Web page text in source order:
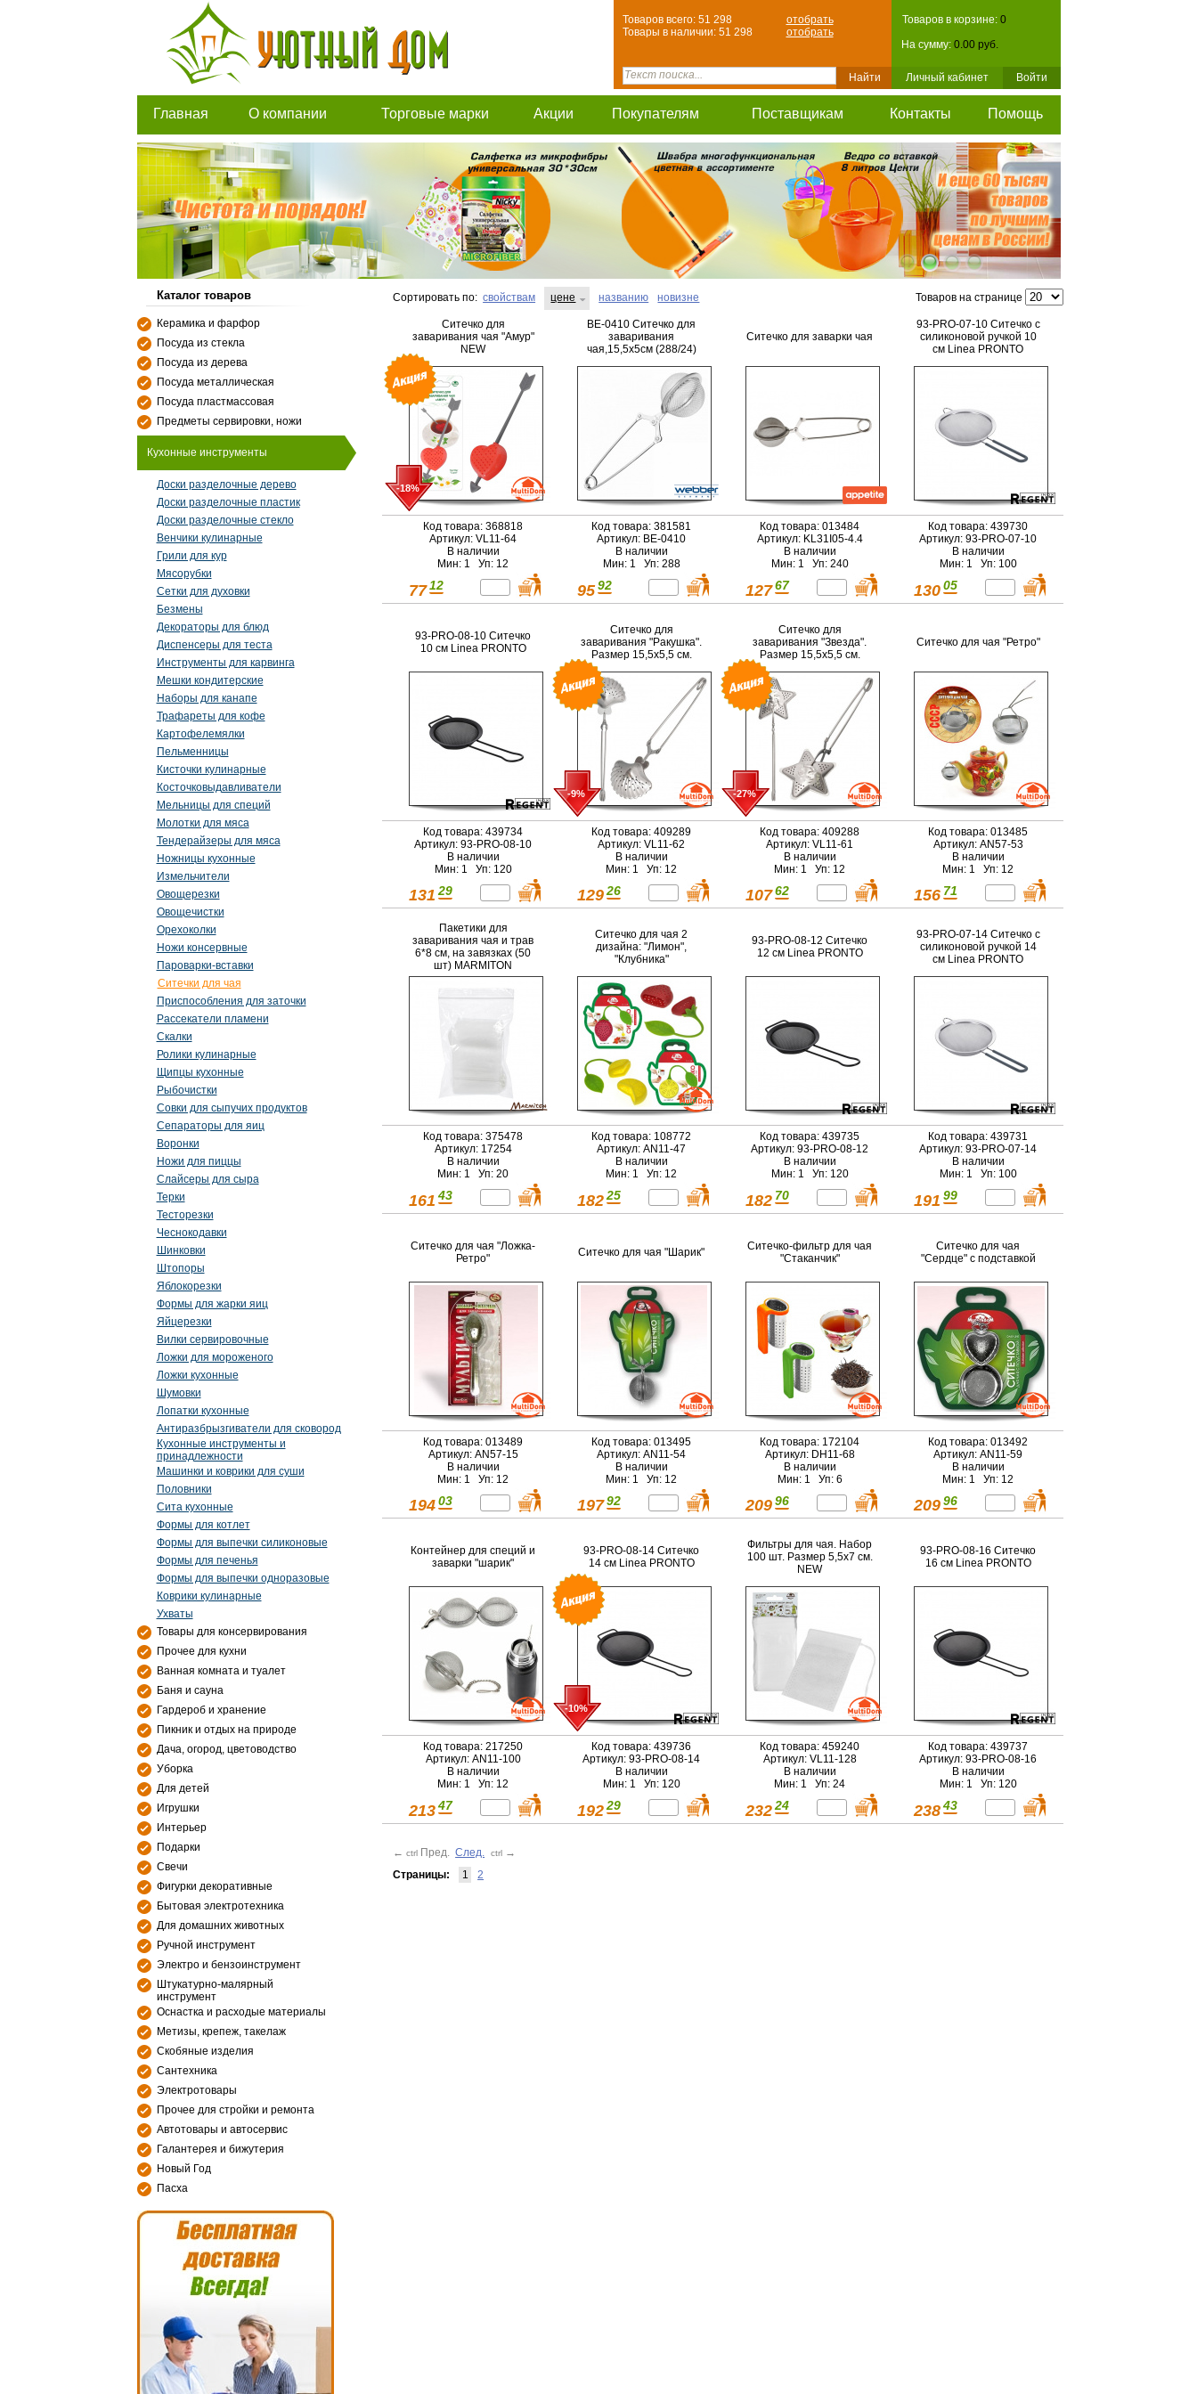
Товаров в корзине: 0
На сумму: 0.00 руб.
Личный кабинет Войти
Товаров всего: 51 298
отобрать
Товары в наличии: 51 298
отобрать
Главная О компании Торговые марки Акции Покупателям Поставщикам Контакты Помощь
Каталог товаров
Керамика и фарфор
Посуда из стекла
Посуда из дерева
Посуда металлическая
Посуда пластмассовая
Предметы сервировки, ножи
Кухонные инструменты
Доски разделочные дерево
Доски разделочные пластик
Доски разделочные стекло
Венчики кулинарные
Грили для кур
Мясорубки
Сетки для духовки
Безмены
Декораторы для блюд
Диспенсеры для теста
Инструменты для карвинга
Мешки кондитерские
Наборы для канапе
Трафареты для кофе
Картофелемялки
Пельменницы
Кисточки кулинарные
Косточковыдавливатели
Мельницы для специй
Молотки для мяса
Тендерайзеры для мяса
Ножницы кухонные
Измельчители
Овощерезки
Овощечистки
Орехоколки
Ножи консервные
Пароварки-вставки
Ситечки для чая
Приспособления для заточки
Рассекатели пламени
Скалки
Ролики кулинарные
Щипцы кухонные
Рыбочистки
Совки для сыпучих продуктов
Сепараторы для яиц
Воронки
Ножи для пиццы
Слайсеры для сыра
Терки
Тесторезки
Чеснокодавки
Шинковки
Штопоры
Яблокорезки
Формы для жарки яиц
Яйцерезки
Вилки сервировочные
Ложки для мороженого
Ложки кухонные
Шумовки
Лопатки кухонные
Антиразбрызгиватели для сковород
Кухонные инструменты и
принадлежности
Машинки и коврики для суши
Половники
Сита кухонные
Формы для котлет
Формы для выпечки силиконовые
Формы для печенья
Формы для выпечки одноразовые
Коврики кулинарные
Ухваты
Товары для консервирования
Прочее для кухни
Ванная комната и туалет
Баня и сауна
Гардероб и хранение
Пикник и отдых на природе
Дача, огород, цветоводство
Уборка
Для детей
Игрушки
Интерьер
Подарки
Свечи
Фигурки декоративные
Бытовая электротехника
Для домашних животных
Ручной инструмент
Электро и бензоинструмент
Штукатурно-малярный
инструмент
Оснастка и расходые материалы
Метизы, крепеж, такелаж
Скобяные изделия
Сантехника
Электротовары
Прочее для стройки и ремонта
Автотовары и автосервис
Галантерея и бижутерия
Новый Год
Пасха
Сортировать по: свойствам цене названию новизне Товаров на странице
Ситечко для
заваривания чая "Амур"
NEW
-18%
Код товара: 368818
Артикул: VL11-64
В наличии
Мин: 1 Уп: 12
77 12
ВЕ-0410 Ситечко для
заваривания
чая,15,5х5см (288/24)
Код товара: 381581
Артикул: ВЕ-0410
В наличии
Мин: 1 Уп: 288
95 92
Ситечко для заварки чая
Код товара: 013484
Артикул: KL31I05-4.4
В наличии
Мин: 1 Уп: 240
127 67
93-PRO-07-10 Ситечко с
силиконовой ручкой 10
см Linea PRONTO
Код товара: 439730
Артикул: 93-PRO-07-10
В наличии
Мин: 1 Уп: 100
130 05
93-PRO-08-10 Ситечко
10 см Linea PRONTO
Код товара: 439734
Артикул: 93-PRO-08-10
В наличии
Мин: 1 Уп: 120
131 29
Ситечко для
заваривания "Ракушка".
Размер 15,5х5,5 см.
-9%
Код товара: 409289
Артикул: VL11-62
В наличии
Мин: 1 Уп: 12
129 26
Ситечко для
заваривания "Звезда".
Размер 15,5х5,5 см.
-27%
Код товара: 409288
Артикул: VL11-61
В наличии
Мин: 1 Уп: 12
107 62
Ситечко для чая "Ретро"
Код товара: 013485
Артикул: AN57-53
В наличии
Мин: 1 Уп: 12
156 71
Пакетики для
заваривания чая и трав
6*8 см, на завязках (50
шт) MARMITON
Код товара: 375478
Артикул: 17254
В наличии
Мин: 1 Уп: 20
161 43
Ситечко для чая 2
дизайна: "Лимон",
"Клубника"
Код товара: 108772
Артикул: AN11-47
В наличии
Мин: 1 Уп: 12
182 25
93-PRO-08-12 Ситечко
12 см Linea PRONTO
Код товара: 439735
Артикул: 93-PRO-08-12
В наличии
Мин: 1 Уп: 120
182 70
93-PRO-07-14 Ситечко с
силиконовой ручкой 14
см Linea PRONTO
Код товара: 439731
Артикул: 93-PRO-07-14
В наличии
Мин: 1 Уп: 100
191 99
Ситечко для чая "Ложка-
Ретро"
Код товара: 013489
Артикул: AN57-15
В наличии
Мин: 1 Уп: 12
194 03
Ситечко для чая "Шарик"
Код товара: 013495
Артикул: AN11-54
В наличии
Мин: 1 Уп: 12
197 92
Ситечко-фильтр для чая
"Стаканчик"
Код товара: 172104
Артикул: DH11-68
В наличии
Мин: 1 Уп: 6
209 96
Ситечко для чая
"Сердце" с подставкой
Код товара: 013492
Артикул: AN11-59
В наличии
Мин: 1 Уп: 12
209 96
Контейнер для специй и
заварки "шарик"
Код товара: 217250
Артикул: AN11-100
В наличии
Мин: 1 Уп: 12
213 47
93-PRO-08-14 Ситечко
14 см Linea PRONTO
-10%
Код товара: 439736
Артикул: 93-PRO-08-14
В наличии
Мин: 1 Уп: 120
192 29
Фильтры для чая. Набор
100 шт. Размер 5,5х7 см.
NEW
Код товара: 459240
Артикул: VL11-128
В наличии
Мин: 1 Уп: 24
232 24
93-PRO-08-16 Ситечко
16 см Linea PRONTO
Код товара: 439737
Артикул: 93-PRO-08-16
В наличии
Мин: 1 Уп: 120
238 43
← ctrl Пред. След. ctrl →
Страницы:
1 2